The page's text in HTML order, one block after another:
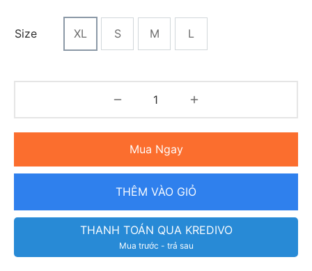
Size XL S M L
Mua Ngay
THÊM VÀO GIỎ
THANH TOÁN QUA KREDIVO
Mua trước - trả sau